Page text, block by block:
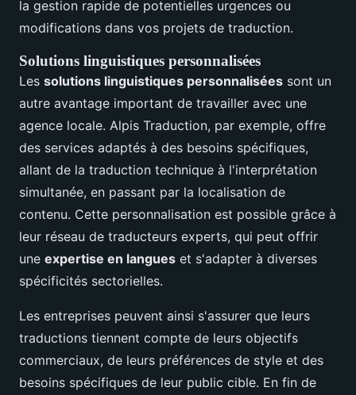
la gestion rapide de potentielles urgences ou
modifications dans vos projets de traduction.
Solutions linguistiques personnalisées
Les solutions linguistiques personnalisées sont un
autre avantage important de travailler avec une
agence locale. Alpis Traduction, par exemple, offre
des services adaptés à des besoins spécifiques,
allant de la traduction technique à l'interprétation
simultanée, en passant par la localisation de
contenu. Cette personnalisation est possible grâce à
leur réseau de traducteurs experts, qui peut offrir
une expertise en langues et s'adapter à diverses
spécificités sectorielles.
Les entreprises peuvent ainsi s'assurer que leurs
traductions tiennent compte de leurs objectifs
commerciaux, de leurs préférences de style et des
besoins spécifiques de leur public cible. En fin de